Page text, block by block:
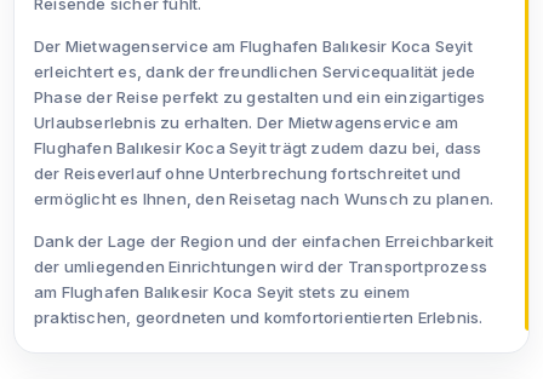
Der Mietwagenservice am Flughafen Balıkesir Koca Seyit
erleichtert es, dank der freundlichen Servicequalität jede
Phase der Reise perfekt zu gestalten und ein einzigartiges
Urlaubserlebnis zu erhalten. Der Mietwagenservice am
Flughafen Balıkesir Koca Seyit trägt zudem dazu bei, dass
der Reiseverlauf ohne Unterbrechung fortschreitet und
ermöglicht es Ihnen, den Reisetag nach Wunsch zu planen.
Dank der Lage der Region und der einfachen Erreichbarkeit
der umliegenden Einrichtungen wird der Transportprozess
am Flughafen Balıkesir Koca Seyit stets zu einem
praktischen, geordneten und komfortorientierten Erlebnis.